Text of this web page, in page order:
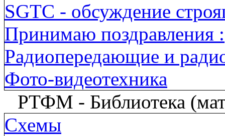
SGTC - обсуждение
Принимаю поздравления
Радиопередающие и
Фото-видеотехника
РТФМ - Библиотека
Схемы